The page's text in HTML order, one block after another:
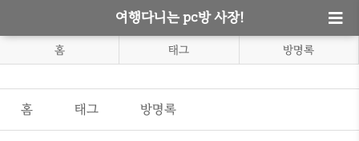
여행다니는 pc방 사장!
홈 태그 방명록
홈 태그 방명록